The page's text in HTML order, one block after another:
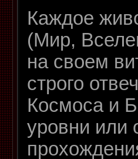
Каждое
(Мир,
на своем
строго
Космоса и
уровни или